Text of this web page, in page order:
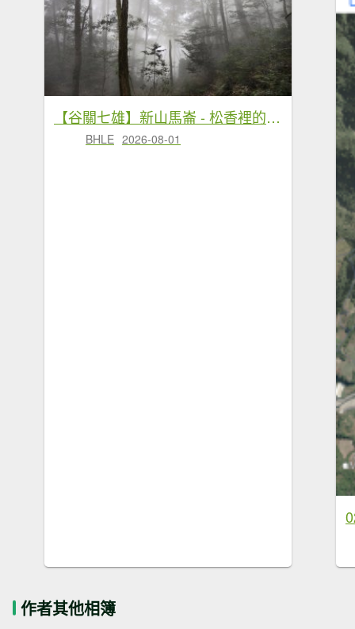
【谷關七雄】新山馬崙 - 松香裡的時光迴廊：聽山林講述歲月的故事
BHLE 2026-08-01
作者其他相簿